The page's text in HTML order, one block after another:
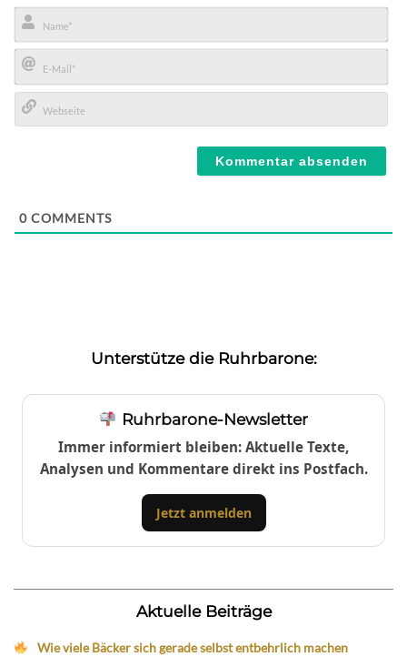
Name*
E-
Mail*
0 COMMENTS
Unterstütze die Ruhrbarone:
Ruhrbarone-Newsletter
Immer informiert bleiben: Aktuelle Texte,
Analysen und Kommentare direkt ins Postfach.
Jetzt anmelden
Aktuelle Beiträge
Wie viele Bäcker sich gerade selbst entbehrlich machen